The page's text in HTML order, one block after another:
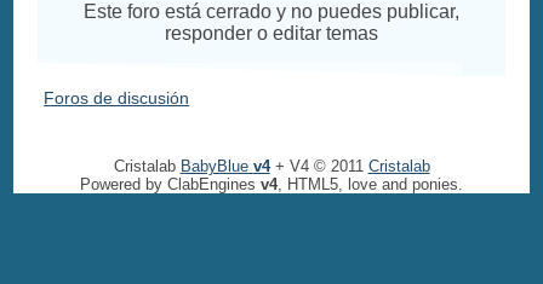
Este foro está cerrado y no puedes publicar,
responder o editar temas
Foros de discusión
Cristalab BabyBlue v4+ V4 © 2011 Cristalab
Powered by ClabEngines v4, HTML5, love and ponies.